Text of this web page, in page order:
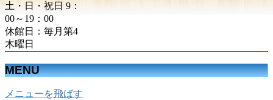
土・日・祝日 9：
00～19：00
休館日：毎月第4
木曜日
MENU
メニューを飛ばす